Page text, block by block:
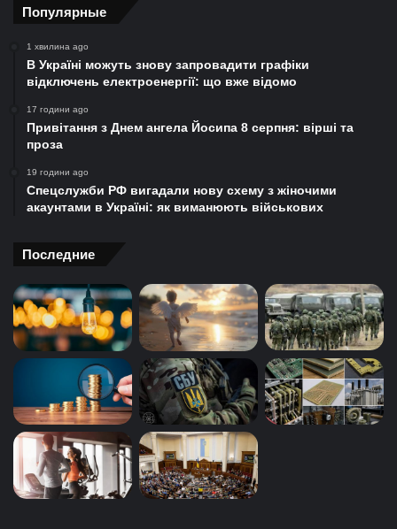
Популярные
1 хвилина ago
В Україні можуть знову запровадити графіки
відключень електроенергії: що вже відомо
17 години ago
Привітання з Днем ангела Йосипа 8 серпня: вірші та
проза
19 години ago
Спецслужби РФ вигадали нову схему з жіночими
акаунтами в Україні: як виманюють військових
Последние